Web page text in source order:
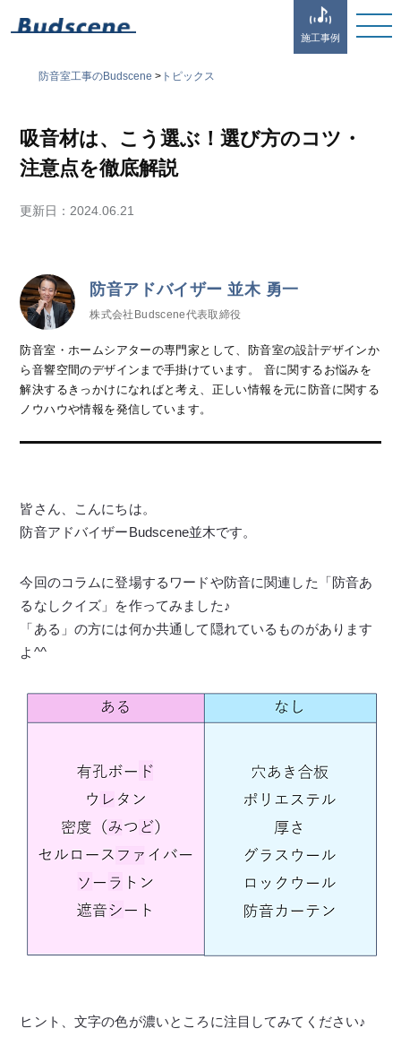
施工事例
防音室工事のBudscene >トピックス
吸音材は、こう選ぶ！選び方のコツ・
注意点を徹底解説
更新日： 2024.06.21
防音アドバイザー 並木 勇一
株式会社Budscene代表取締役
防音室・ホームシアターの専門家として、防音室の設計デザインか
ら音響空間のデザインまで手掛けています。 音に関するお悩みを
解決するきっかけになればと考え、正しい情報を元に防音に関する
ノウハウや情報を発信しています。
皆さん、こんにちは。
防音アドバイザーBudscene並木です。
今回のコラムに登場するワードや防音に関連した「防音あ
るなしクイズ」を作ってみました♪
「ある」の方には何か共通して隠れているものがあります
よ^^
ヒント、文字の色が濃いところに注目してみてください♪